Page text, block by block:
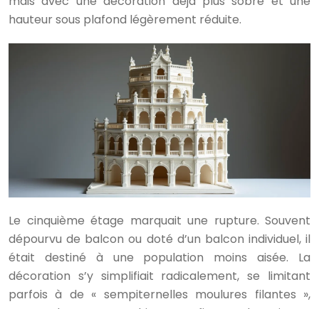
hauteur sous plafond légèrement réduite.
Le cinquième étage marquait une rupture. Souvent
dépourvu de balcon ou doté d’un balcon individuel, il
était destiné à une population moins aisée. La
décoration s’y simplifiait radicalement, se limitant
parfois à de « sempiternelles moulures filantes »,